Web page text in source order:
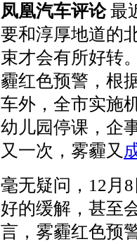
凤凰汽车评论最
要和淳厚地道的
束才会有所好转
霾红色预警，根
车外，全市实施
幼儿园停课，企
又一次，雾霾又
毫无疑问，12月
好的缓解，甚至
言，雾霾红色预